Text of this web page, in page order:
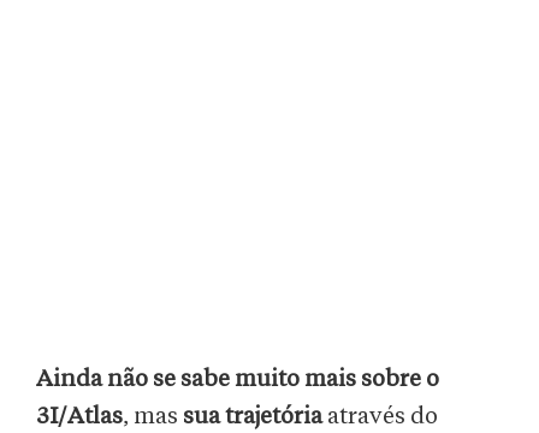
Ainda não se sabe muito mais sobre o
3I/Atlas, mas sua trajetóriaatravés do